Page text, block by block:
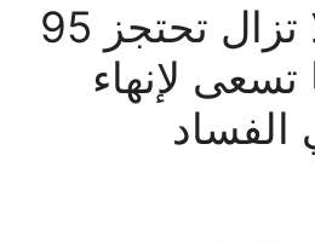
السعودية لا تزال تحتجز 95
لإنهاء
الفساد